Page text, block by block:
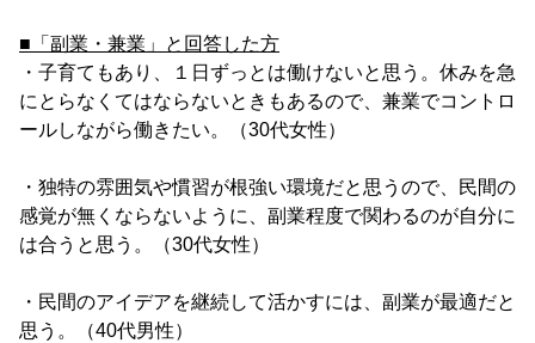
■「副業・兼業」と回答した方
・子育てもあり、１日ずっとは働けないと思う。休みを急
にとらなくてはならないときもあるので、兼業でコントロ
ールしながら働きたい。（30代女性）
・独特の雰囲気や慣習が根強い環境だと思うので、民間の
感覚が無くならないように、副業程度で関わるのが自分に
は合うと思う。（30代女性）
・民間のアイデアを継続して活かすには、副業が最適だと
思う。（40代男性）